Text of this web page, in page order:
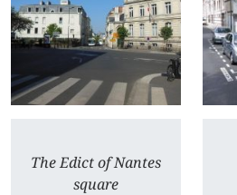
The Edict of Nantes
square